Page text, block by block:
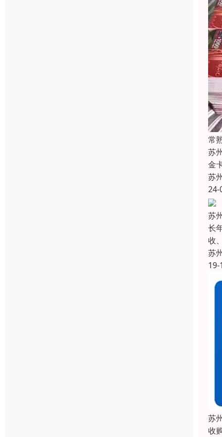
常
苏
金
苏
24-
苏
长
收
苏
19-
苏
收